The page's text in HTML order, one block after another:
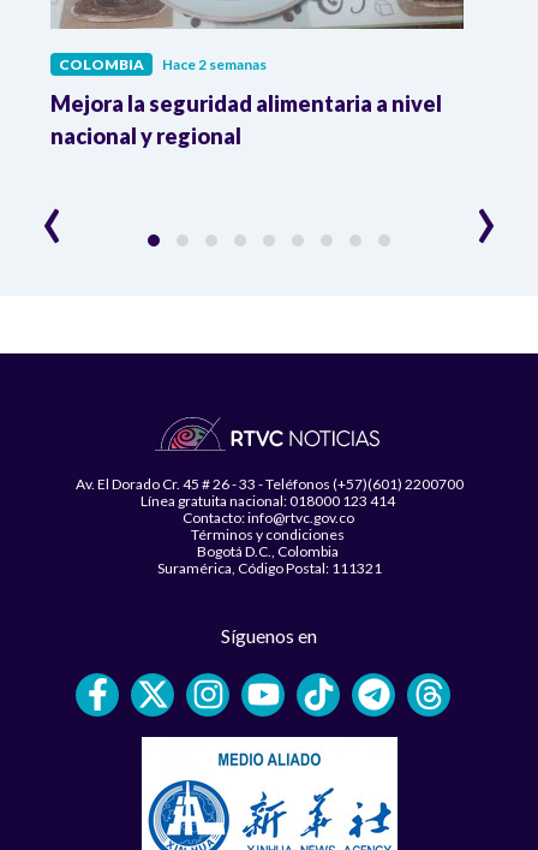
COLOMBIA Hace 2 semanas
Mejora la seguridad alimentaria a nivel
nacional y regional
‹ ›
Av. El Dorado Cr. 45 # 26 - 33 - Teléfonos (+57)(601) 2200700
Línea gratuita nacional: 018000 123 414
Contacto: info@rtvc.gov.co
Términos y condiciones
Bogotá D.C., Colombia
Suramérica, Código Postal: 111321
Síguenos en